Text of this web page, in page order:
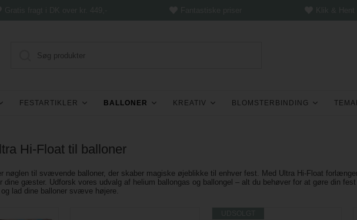
FESTARTIKLER BALLONER KREATIV BLOMSTERBINDING
Hi-Float til balloner
nøglen til svævende balloner, der skaber magiske øjeblikke til enhver fest. Med Ultra Hi-Float
dine gæster. Udforsk vores udvalg af helium ballongas og ballongel – alt du behøver for at gøre din
lad dine balloner svæve højere.